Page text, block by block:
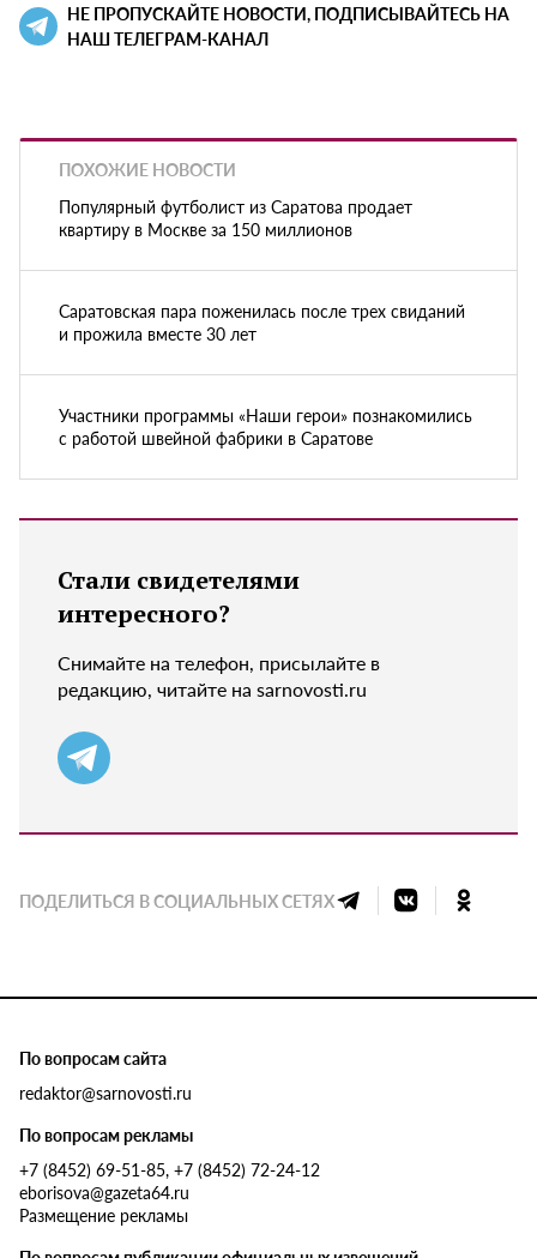
НЕ ПРОПУСКАЙТЕ НОВОСТИ, ПОДПИСЫВАЙТЕСЬ НА
НАШ ТЕЛЕГРАМ-КАНАЛ
ПОХОЖИЕ НОВОСТИ
Популярный футболист из Саратова продает
квартиру в Москве за 150 миллионов
Саратовская пара поженилась после трех свиданий
и прожила вместе 30 лет
Участники программы «Наши герои» познакомились
с работой швейной фабрики в Саратове
Стали свидетелями
интересного?
Снимайте на телефон, присылайте в
редакцию, читайте на sarnovosti.ru
ПОДЕЛИТЬСЯ В СОЦИАЛЬНЫХ СЕТЯХ
По вопросам сайта
redaktor@sarnovosti.ru
По вопросам рекламы
+7 (8452) 69-51-85, +7 (8452) 72-24-12
eborisova@gazeta64.ru
Размещение рекламы